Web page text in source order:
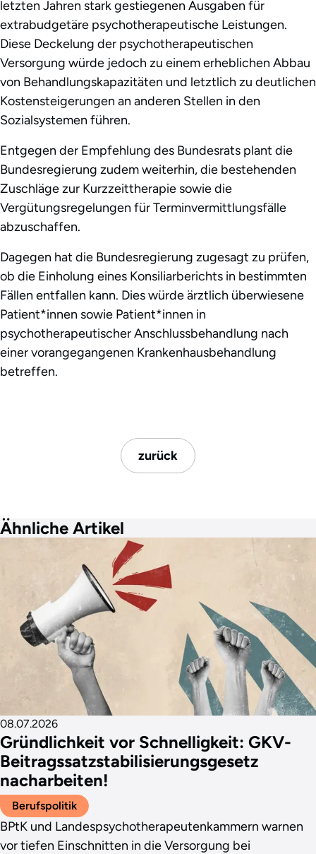
letzten Jahren stark gestiegenen Ausgaben für
extrabudgetäre psychotherapeutische Leistungen.
Diese Deckelung der psychotherapeutischen
Versorgung würde jedoch zu einem erheblichen Abbau
von Behandlungskapazitäten und letztlich zu deutlichen
Kostensteigerungen an anderen Stellen in den
Sozialsystemen führen.
Entgegen der Empfehlung des Bundesrats plant die
Bundesregierung zudem weiterhin, die bestehenden
Zuschläge zur Kurzzeittherapie sowie die
Vergütungsregelungen für Terminvermittlungsfälle
abzuschaffen.
Dagegen hat die Bundesregierung zugesagt zu prüfen,
ob die Einholung eines Konsiliarberichts in bestimmten
Fällen entfallen kann. Dies würde ärztlich überwiesene
Patient*innen sowie Patient*innen in
psychotherapeutischer Anschlussbehandlung nach
einer vorangegangenen Krankenhausbehandlung
betreffen.
zurück
Ähnliche Artikel
Gründlichkeit vor Schnelligkeit: GKV-
Beitragssatzstabilisierungsgesetz
nacharbeiten!
08.07.2026
Berufspolitik
BPtK und Landespsychotherapeutenkammern warnen
vor tiefen Einschnitten in die Versorgung bei